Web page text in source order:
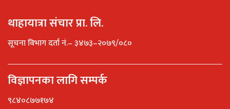
थाहायात्रा संचार प्रा. लि.
सूचना विभाग दर्ता नं.– ३४७३–२०७९/०८०
विज्ञापनका लागि सम्पर्क
९८४०८७७१७४